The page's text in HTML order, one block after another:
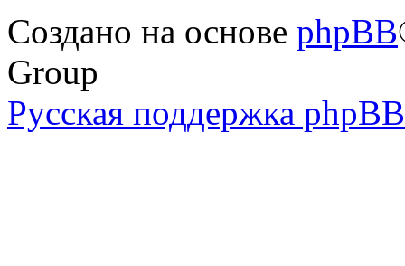
Создано на основе phpBB
Group
Русская поддержка phpBB